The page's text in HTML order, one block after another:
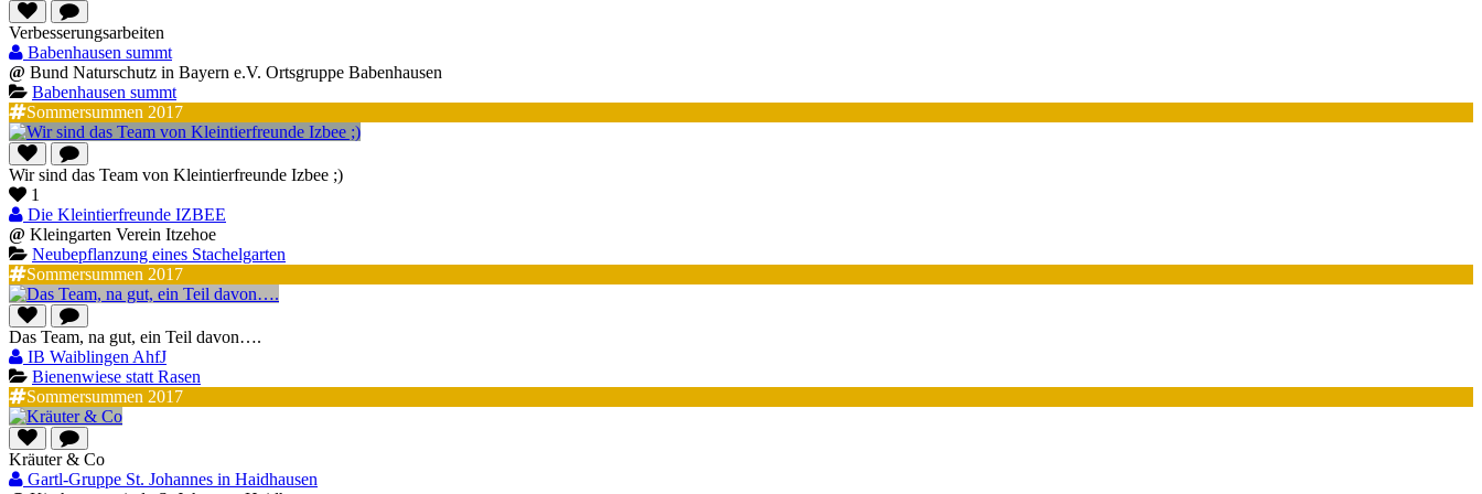
Verbesserungsarbeiten
Babenhausen summt
@ Bund Naturschutz in Bayern e.V. Ortsgruppe Babenhausen
Babenhausen summt
Sommersummen 2017
Wir sind das Team von Kleintierfreunde Izbee ;)
1
Die Kleintierfreunde IZBEE
@ Kleingarten Verein Itzehoe
Neubepflanzung eines Stachelgarten
Sommersummen 2017
Das Team, na gut, ein Teil davon….
IB Waiblingen AhfJ
Bienenwiese statt Rasen
Sommersummen 2017
Kräuter & Co
Gartl-Gruppe St. Johannes in Haidhausen